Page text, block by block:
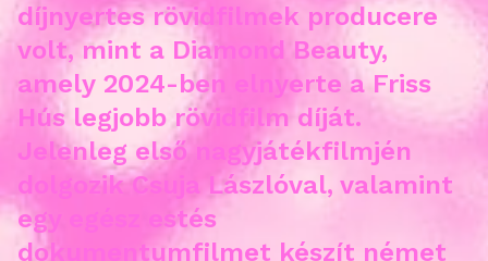
díjnyertes rövidfilmek producere
volt, mint a Diamond Beauty,
amely 2024-ben elnyerte a Friss
Hús legjobb rövidfilm díját.
Jelenleg első nagyjátékfilmjén
dolgozik Csuja Lászlóval, valamint
egy egész estés
dokumentumfilmet készít német